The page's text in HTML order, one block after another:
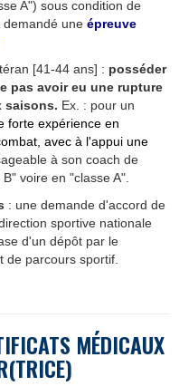
A") sous condition de
demandé une épreuve
[41-44 ans] : posséder
pas avoir eu une rupture
saisons. Ex. : pour un
forte expérience en
avec à l'appui une
à son coach de
voire en "classe A".
: une demande d'accord de
sportive nationale
d'un dépôt par le
de parcours sportif.
MÉDICAUX